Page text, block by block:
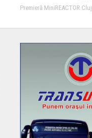
Premieră MiniREACTOR